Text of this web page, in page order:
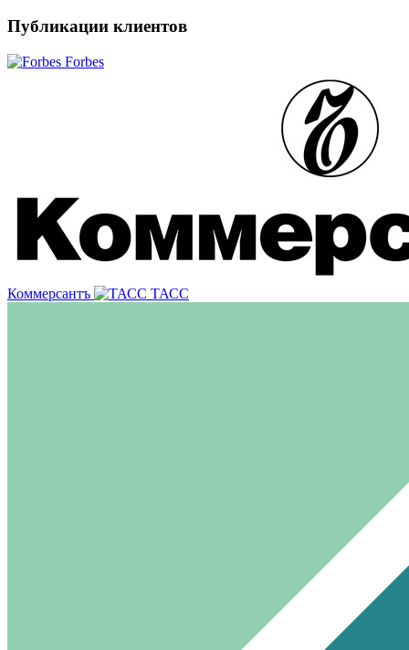
Публикации клиентов
Forbes
Коммерсантъ ТАСС